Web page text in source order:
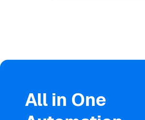
込むことで、より詳細な告知が可能
さい。
トリガーは5分、10分、15分、30分
間隔を選択できます。
All in One